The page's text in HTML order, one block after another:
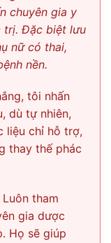
chuyên gia y
trị. Đặc biệt lưu
nữ có thai,
nền.
tôi nhấn
dù tự nhiên,
liệu chỉ hỗ trợ,
thay thế phác
Luôn tham
gia dược
Họ sẽ giúp